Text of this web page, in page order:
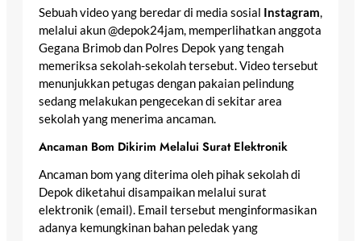
Sebuah video yang beredar di media sosial Instagram,
melalui akun @depok24jam, memperlihatkan anggota
Gegana Brimob dan Polres Depok yang tengah
memeriksa sekolah-sekolah tersebut. Video tersebut
menunjukkan petugas dengan pakaian pelindung
sedang melakukan pengecekan di sekitar area
sekolah yang menerima ancaman.
Ancaman Bom Dikirim Melalui Surat Elektronik
Ancaman bom yang diterima oleh pihak sekolah di
Depok diketahui disampaikan melalui surat
elektronik (email). Email tersebut menginformasikan
adanya kemungkinan bahan peledak yang